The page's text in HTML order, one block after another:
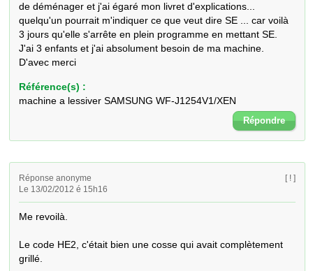
de déménager et j'ai égaré mon livret d'explications...
quelqu'un pourrait m'indiquer ce que veut dire SE ... car voilà
3 jours qu'elle s'arrête en plein programme en mettant SE.
J'ai 3 enfants et j'ai absolument besoin de ma machine.
D'avec merci
Référence(s) :
machine a lessiver SAMSUNG WF-J1254V1/XEN
Répondre
Réponse anonyme
Le 13/02/2012 é 15h16
[ ! ]
Me revoilà.
Le code HE2, c'était bien une cosse qui avait complètement
grillé.